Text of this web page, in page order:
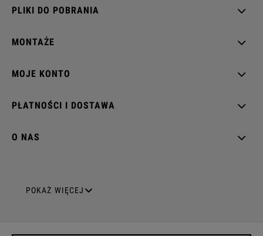
PLIKI DO POBRANIA
MONTAŻE
MOJE KONTO
PŁATNOŚCI I DOSTAWA
O NAS
GNIAZDA ELEKTRYCZNE
POKAŻ WIĘCEJ